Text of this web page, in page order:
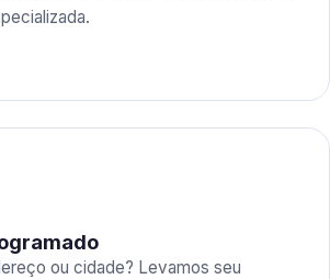
ou cidade? Levamos seu